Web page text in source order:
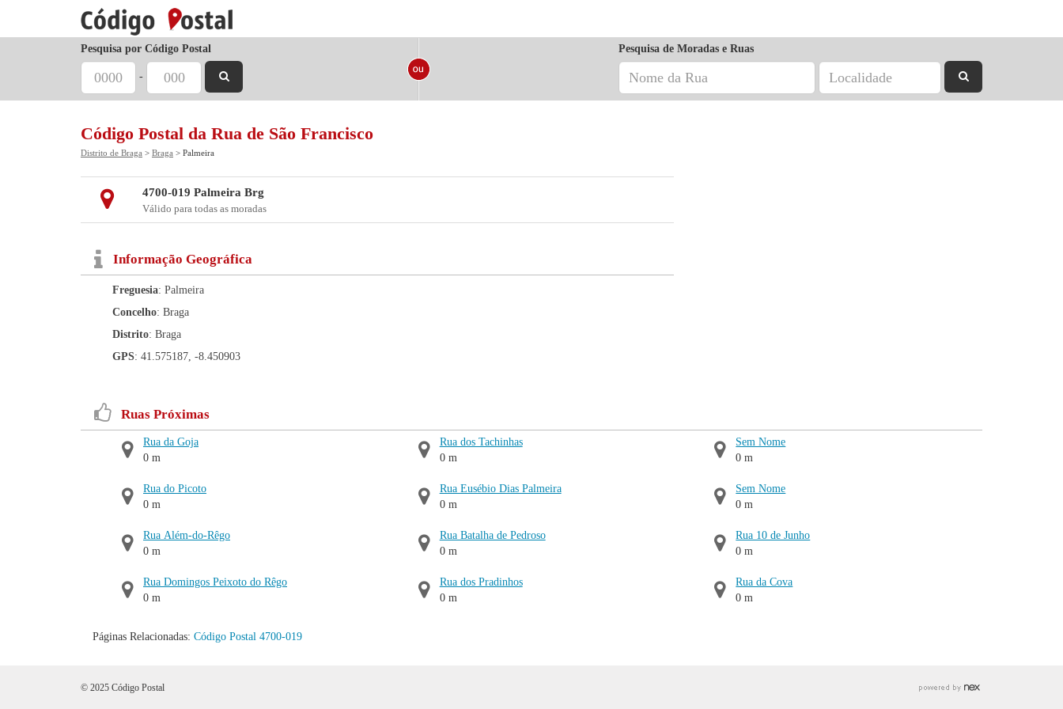
Pesquisa por Código Postal
-
Pesquisa de Moradas e Ruas
Código Postal da Rua de São Francisco
Distrito de Braga > Braga > Palmeira
4700-019 Palmeira Brg
Válido para todas as moradas
Informação Geográfica
Freguesia: Palmeira
Concelho: Braga
Distrito: Braga
GPS: 41.575187, -8.450903
Ruas Próximas
Rua da Goja
0 m
Rua do Picoto
0 m
Rua Além-do-Rêgo
0 m
Rua Domingos Peixoto do Rêgo
0 m
Rua dos Tachinhas
0 m
Rua Eusébio Dias Palmeira
0 m
Rua Batalha de Pedroso
0 m
Rua dos Pradinhos
0 m
Sem Nome
0 m
Sem Nome
0 m
Rua 10 de Junho
0 m
Rua da Cova
0 m
Páginas Relacionadas: Código Postal 4700-019
© 2025 Código Postal